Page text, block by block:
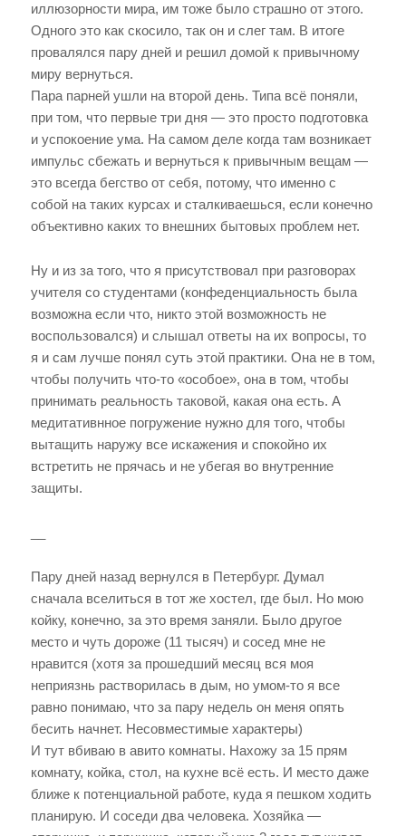
иллюзорности мира, им тоже было страшно от этого.
Одного это как скосило, так он и слег там. В итоге
провалялся пару дней и решил домой к привычному
миру вернуться.
Пара парней ушли на второй день. Типа всё поняли,
при том, что первые три дня — это просто подготовка
и успокоение ума. На самом деле когда там возникает
импульс сбежать и вернуться к привычным вещам —
это всегда бегство от себя, потому, что именно с
собой на таких курсах и сталкиваешься, если конечно
объективно каких то внешних бытовых проблем нет.
Ну и из за того, что я присутствовал при разговорах
учителя со студентами (конфеденциальность была
возможна если что, никто этой возможность не
воспользовался) и слышал ответы на их вопросы, то
я и сам лучше понял суть этой практики. Она не в том,
чтобы получить что-то «особое», она в том, чтобы
принимать реальность таковой, какая она есть. А
медитативнное погружение нужно для того, чтобы
вытащить наружу все искажения и спокойно их
встретить не прячась и не убегая во внутренние
защиты.
Пару дней назад вернулся в Петербург. Думал
сначала вселиться в тот же хостел, где был. Но мою
койку, конечно, за это время заняли. Было другое
место и чуть дороже (11 тысяч) и сосед мне не
нравится (хотя за прошедший месяц вся моя
неприязнь растворилась в дым, но умом-то я все
равно понимаю, что за пару недель он меня опять
бесить начнет. Несовместимые характеры)
И тут вбиваю в авито комнаты. Нахожу за 15 прям
комнату, койка, стол, на кухне всё есть. И место даже
ближе к потенциальной работе, куда я пешком ходить
планирую. И соседи два человека. Хозяйка —